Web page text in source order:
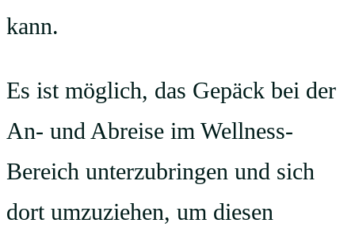
kann.
Es ist möglich, das Gepäck bei der
An- und Abreise im Wellness-
Bereich unterzubringen und sich
dort umzuziehen, um diesen